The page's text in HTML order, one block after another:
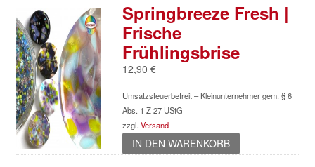
Springbreeze Fresh |
Frische
Frühlingsbrise
12,90 €
Umsatzsteuerbefreit – Kleinunternehmer gem. § 6
Abs. 1 Z 27 UStG
zzgl. Versand
IN DEN WARENKORB